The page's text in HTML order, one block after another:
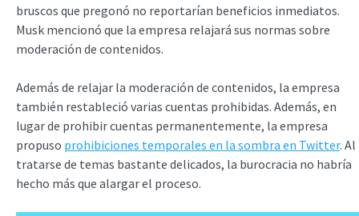
bruscos que pregonó no reportarían beneficios inmediatos.
Musk mencionó que la empresa relajará sus normas sobre
moderación de contenidos.
Además de relajar la moderación de contenidos, la empresa
también restableció varias cuentas prohibidas. Además, en
lugar de prohibir cuentas permanentemente, la empresa
propuso prohibiciones temporales en la sombra en Twitter. Al
tratarse de temas bastante delicados, la burocracia no habría
hecho más que alargar el proceso.